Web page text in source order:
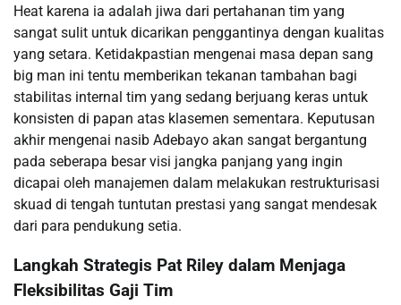
Heat karena ia adalah jiwa dari pertahanan tim yang
sangat sulit untuk dicarikan penggantinya dengan kualitas
yang setara. Ketidakpastian mengenai masa depan sang
big man ini tentu memberikan tekanan tambahan bagi
stabilitas internal tim yang sedang berjuang keras untuk
konsisten di papan atas klasemen sementara. Keputusan
akhir mengenai nasib Adebayo akan sangat bergantung
pada seberapa besar visi jangka panjang yang ingin
dicapai oleh manajemen dalam melakukan restrukturisasi
skuad di tengah tuntutan prestasi yang sangat mendesak
dari para pendukung setia.
Langkah Strategis Pat Riley dalam Menjaga
Fleksibilitas Gaji Tim